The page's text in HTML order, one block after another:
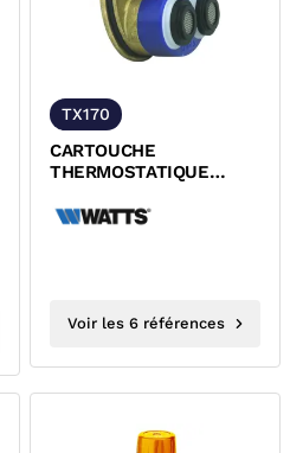
TX170
CARTOUCHE
THERMOSTATIQUE
A 70°C ULTRAMIX
Voir les 6 références